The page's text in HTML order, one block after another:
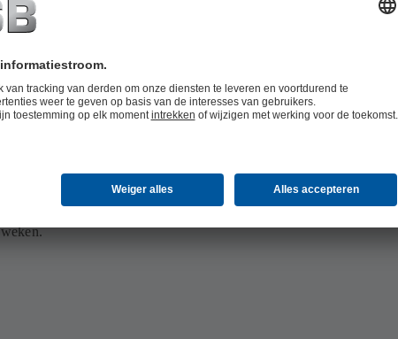
Met KSB SupremeServ verliest u geen tijd: van de eerste meting tot de
weken.